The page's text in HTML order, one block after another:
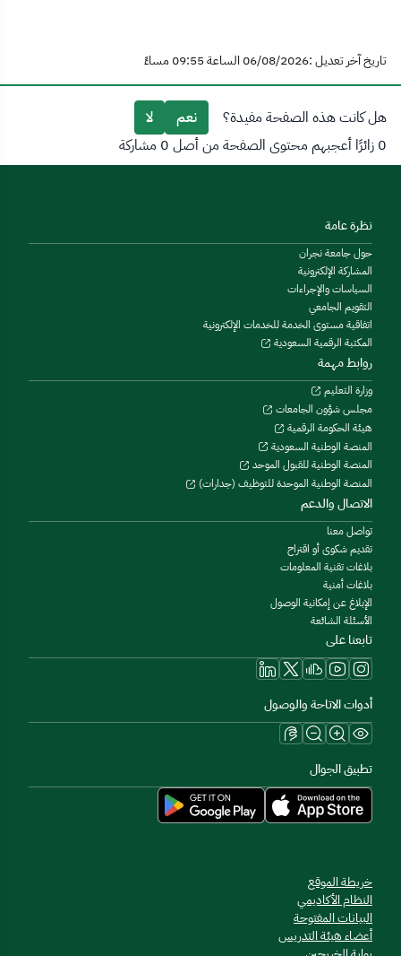
تاريخ آخر تعديل :06/08/2026 الساعة 09:55 مساءً
هل كانت هذه الصفحة مفيدة؟ نعم
لا
0 زائرًا أعجبهم محتوى الصفحة من أصل 0 مشاركة
نظرة عامة
حول جامعة نجران
المشاركة الإلكترونية
السياسات والإجراءات
التقويم الجامعي
اتفاقية مستوى الخدمة للخدمات الإلكترونية
المكتبة الرقمية السعودية
روابط مهمة
وزارة التعليم
مجلس شؤون الجامعات
هيئة الحكومة الرقمية
المنصة الوطنية السعودية
المنصة الوطنية للقبول الموحد
المنصة الوطنية الموحدة للتوظيف (جدارات)
الاتصال والدعم
تواصل معنا
تقديم شكوى أو اقتراح
بلاغات تقنية المعلومات
بلاغات أمنية
الإبلاغ عن إمكانية الوصول
الأسئلة الشائعة
تابعنا على
أدوات الاتاحة والوصول
تطبيق الجوال
خريطة الموقع
النظام الأكاديمي
البيانات المفتوحة
أعضاء هيئة التدريس